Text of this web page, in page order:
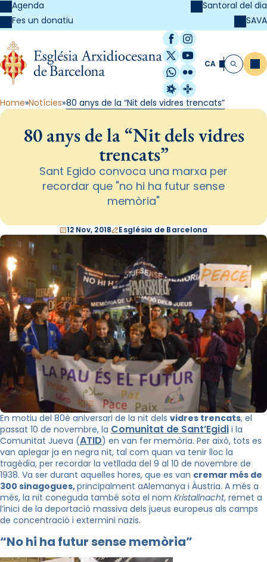
Agenda
Fes un donatiu
Santoral del dia
SAVA
Facebook
Instagram
X / Twitter
YouTube
WhatsApp
Flickr
Radio Estel
Catalunya
CA Cerca
Home Notícies 80 anys de la “Nit dels vidres trencats”
80 anys de la “Nit dels vidres
trencats”
Sant Egido convoca una marxa per
recordar que "no hi ha futur sense
memòria"
12 Nov, 2018 Església de Barcelona
En motiu del 80è aniversari de la nit dels vidres trencats, el
passat 10 de novembre, la Comunitat de Sant’Egidi i la
Comunitat Jueva (ATID) en van fer memòria. Per això, tots es
van aplegar ja en negra nit, tal com quan va tenir lloc la
tragèdia, per recordar la vetllada del 9 al 10 de novembre de
1938. Va ser durant aquelles hores, que es van cremar més de
300 sinagogues,principalment aAlemanya i Àustria. A més a
més, la nit coneguda també sota el nom Kristallnacht, remet a
l’inici de la deportació massiva dels jueus europeus als camps
de concentració i extermini nazis.
“No hi ha futur sense memòria”